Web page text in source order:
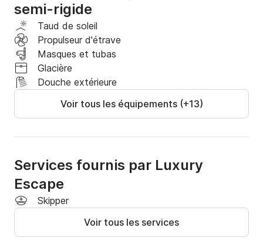
Explorez la beauté naturelle et l'atmosphère paisible
de Skiathos, Skopelos ou Alonissos
Déjeuner dans une taverne traditionnelle en bord de
mer
Baignade, snorkeling et détente à bord
Retour à Skiathos vers 17h00
équipement de snorkeling inclus
Idéal pour les couples, les familles et les groupes
souhaitant s'évader de la foule et profiter d'une
journée personnalisée et sans souci en mer.
semi-rigide
Taud de soleil
Propulseur d'étrave
Masques et tubas
Glacière
Douche extérieure
Voir tous les équipements (+13)
Services fournis par Luxury
Escape
Skipper
Voir tous les services